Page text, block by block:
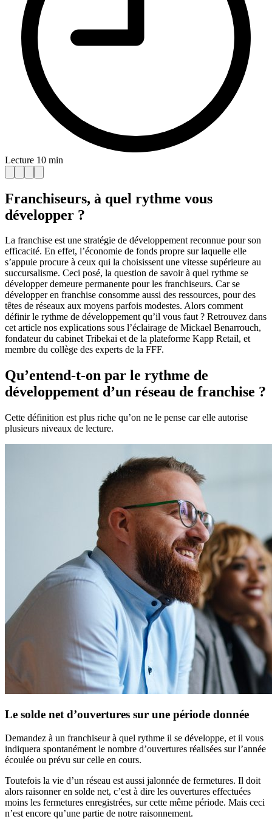
Lecture 10 min
Franchiseurs, à quel rythme vous
développer ?
La franchise est une stratégie de développement reconnue pour son
efficacité. En effet, l’économie de fonds propre sur laquelle elle
s’appuie procure à ceux qui la choisissent une vitesse supérieure au
succursalisme. Ceci posé, la question de savoir à quel rythme se
développer demeure permanente pour les franchiseurs. Car se
développer en franchise consomme aussi des ressources, pour des
têtes de réseaux aux moyens parfois modestes. Alors comment
définir le rythme de développement qu’il vous faut ? Retrouvez dans
cet article nos explications sous l’éclairage de Mickael Benarrouch,
fondateur du cabinet Tribekai et de la plateforme Kapp Retail, et
membre du collège des experts de la FFF.
Qu’entend-t-on par le rythme de
développement d’un réseau de franchise ?
Cette définition est plus riche qu’on ne le pense car elle autorise
plusieurs niveaux de lecture.
Le solde net d’ouvertures sur une période donnée
Demandez à un franchiseur à quel rythme il se développe, et il vous
indiquera spontanément le nombre d’ouvertures réalisées sur l’année
écoulée ou prévu sur celle en cours.
Toutefois la vie d’un réseau est aussi jalonnée de fermetures. Il doit
alors raisonner en solde net, c’est à dire les ouvertures effectuées
moins les fermetures enregistrées, sur cette même période. Mais ceci
n’est encore qu’une partie de notre raisonnement.